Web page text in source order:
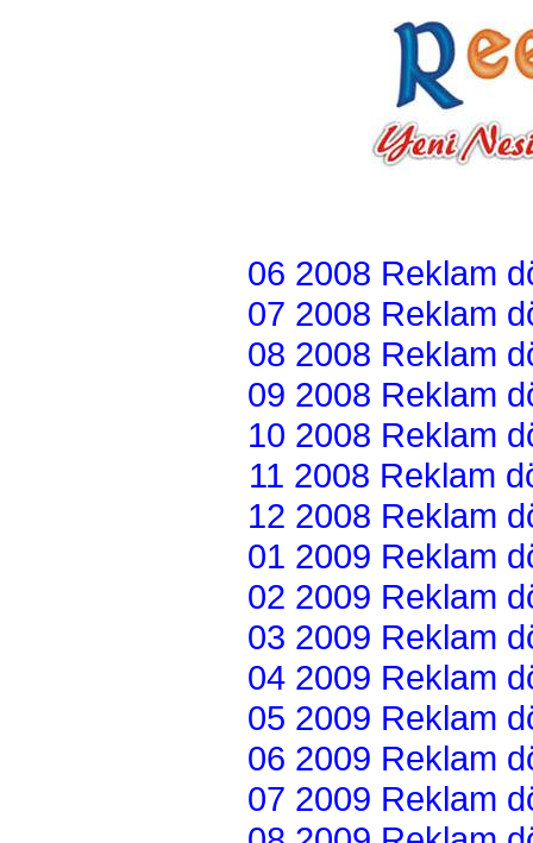
06 2008 Reklam
07 2008 Reklam
08 2008 Reklam
09 2008 Reklam
10 2008 Reklam
11 2008 Reklam
12 2008 Reklam
01 2009 Reklam
02 2009 Reklam
03 2009 Reklam
04 2009 Reklam
05 2009 Reklam
06 2009 Reklam
07 2009 Reklam